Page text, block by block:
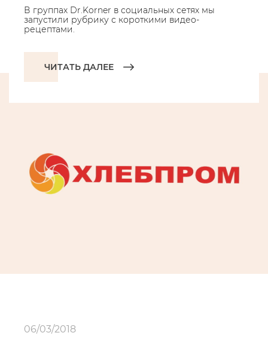
В группах Dr.Korner в социальных сетях мы
запустили рубрику с короткими видео-
рецептами.
ЧИТАТЬ ДАЛЕЕ
06/03/2018